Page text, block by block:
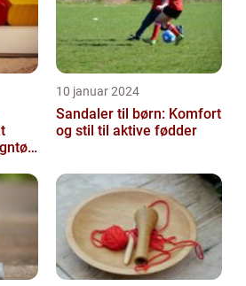
10 januar 2024
Sandaler til børn: Komfort
og stil til aktive fødder